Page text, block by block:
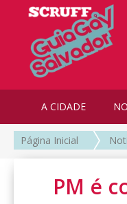
A CIDADE
Página Inicial
PM é